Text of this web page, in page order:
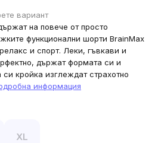
вариант
на повече от просто
функционални шорти BrainMax
и спорт. Леки, гъвкави и
държат формата си и
кройка изглеждат страхотно
информация
XL